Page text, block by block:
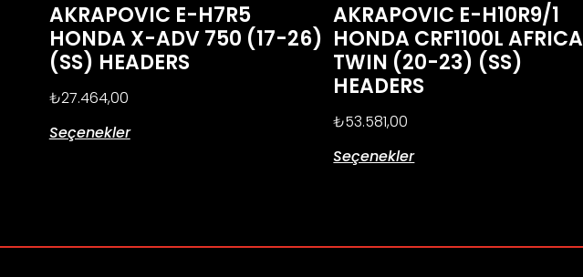
AKRAPOVIC E-H7R5
HONDA X-ADV 750 (17-26)
(SS) HEADERS
₺27.464,00
Seçenekler
AKRAPOVIC E-H10R9/1
HONDA CRF1100L AFRICA
TWIN (20-23) (SS)
HEADERS
₺53.581,00
Seçenekler